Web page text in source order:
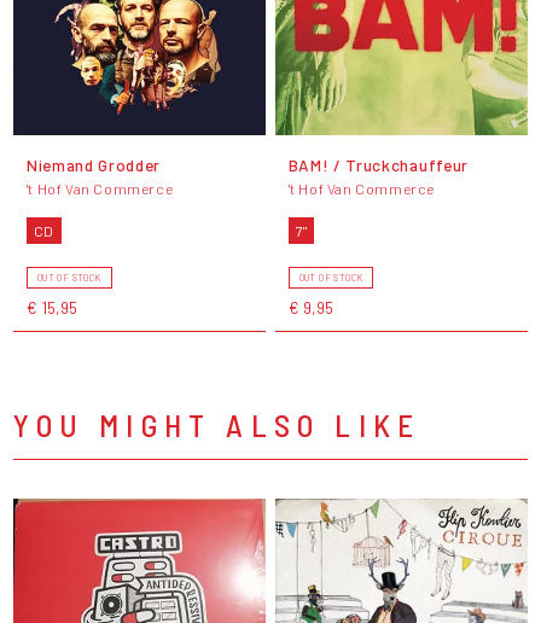
Niemand Grodder
't Hof Van Commerce
CD
OUT OF STOCK
€ 15,95
BAM! / Truckchauffeur
't Hof Van Commerce
7"
OUT OF STOCK
€ 9,95
YOU MIGHT ALSO LIKE